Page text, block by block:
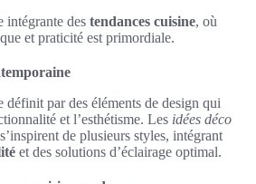
intégrante des tendances cuisine, où
et praticité est primordiale.
définit par des éléments de design qui
et l’esthétisme. Les idées déco
s’inspirent de plusieurs styles, intégrant
et des solutions d’éclairage optimal.